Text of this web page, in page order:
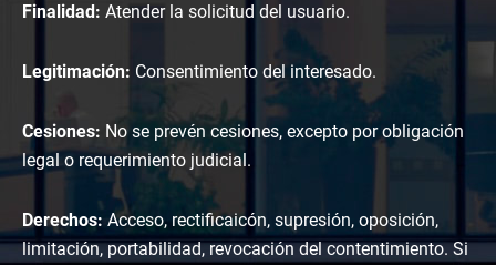
Finalidad: Atender la solicitud del usuario.
Legitimación: Consentimiento del interesado.
Cesiones: No se prevén cesiones, excepto por obligación
legal o requerimiento judicial.
Derechos: Acceso, rectificaicón, supresión, oposición,
limitación, portabilidad, revocación del contentimiento. Si